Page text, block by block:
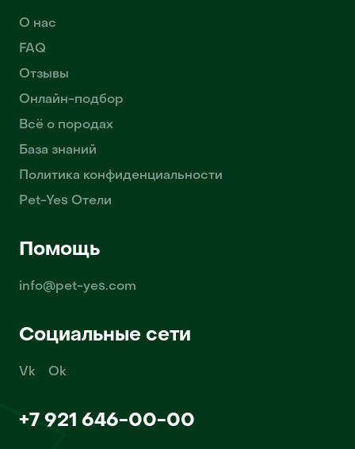
О нас
FAQ
Отзывы
Онлайн-подбор
Всё о породах
База знаний
Политика конфиденциальности
Pet-Yes Отели
Помощь
info@pet-yes.com
Социальные сети
Vk Ok
+7 921 646-00-00